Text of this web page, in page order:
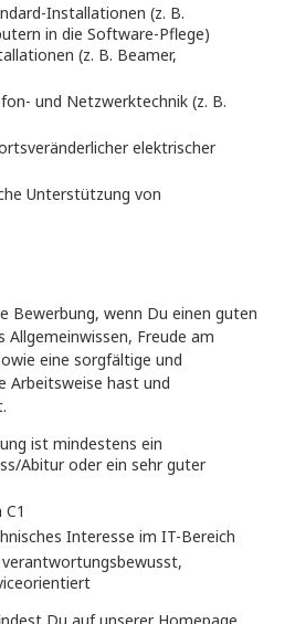
Installationen (z. B.
in die Software-Pflege)
(z. B. Beamer,
und Netzwerktechnik (z. B.
elektrischer
Unterstützung von
Bewerbung, wenn Du einen guten
Allgemeinwissen, Freude am
eine sorgfältige und
Arbeitsweise hast und
ist mindestens ein
Abitur oder ein sehr guter
Interesse im IT-Bereich